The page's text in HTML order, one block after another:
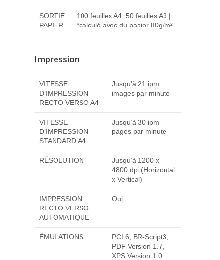
SORTIE
PAPIER
100 feuilles A4, 50 feuilles A3 |
*calculé avec du papier 80g/m²
Impression
VITESSE
D’IMPRESSION
RECTO VERSO A4
Jusqu’à 21 ipm
images par minute
VITESSE
D’IMPRESSION
STANDARD A4
Jusqu’à 30 ipm
pages par minute
RÉSOLUTION
Jusqu’à 1200 x
4800 dpi (Horizontal
x Vertical)
IMPRESSION
RECTO VERSO
AUTOMATIQUE
Oui
ÉMULATIONS
PCL6, BR-Script3,
PDF Version 1.7,
XPS Version 1.0